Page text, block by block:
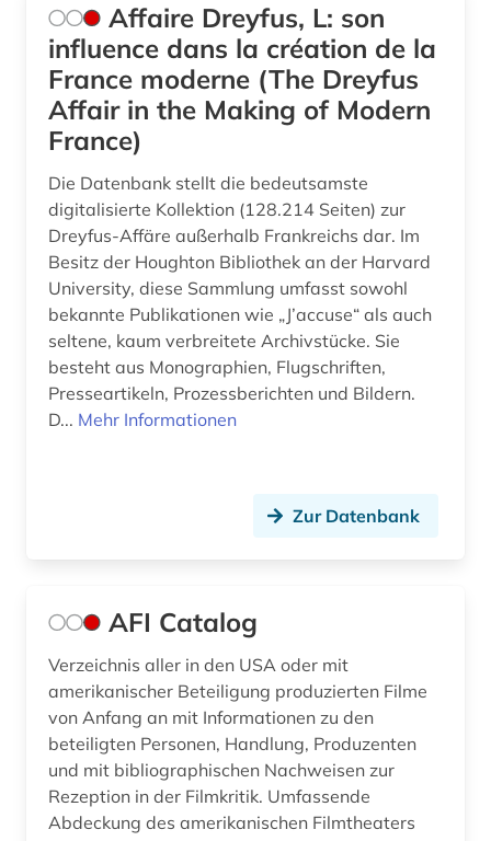
energietechnik (1)
england (1)
englisch (5)
entscheidungssammlung (1)
enzyklopädie (7)
ephemera (1)
erzählung (1)
essay (1)
ethnologie (1)
europäische geschichte (1)
europäische kultur (1)
fachinformationsdienste (1)
fachportal (3)
fachzeitschrift (1)
falschmeldung (1)
Affaire Dreyfus, L: son
influence dans la création de la
France moderne (The Dreyfus
Affair in the Making of Modern
France)
Die Datenbank stellt die bedeutsamste
digitalisierte Kollektion (128.214 Seiten) zur
Dreyfus-Affäre außerhalb Frankreichs dar. Im
Besitz der Houghton Bibliothek an der Harvard
University, diese Sammlung umfasst sowohl
bekannte Publikationen wie „J’accuse“ als auch
seltene, kaum verbreitete Archivstücke. Sie
besteht aus Monographien, Flugschriften,
Presseartikeln, Prozessberichten und Bildern.
D... Mehr Informationen
Zur Datenbank
AFI Catalog
Verzeichnis aller in den USA oder mit
amerikanischer Beteiligung produzierten Filme
von Anfang an mit Informationen zu den
beteiligten Personen, Handlung, Produzenten
und mit bibliographischen Nachweisen zur
Rezeption in der Filmkritik. Umfassende
Abdeckung des amerikanischen Filmtheaters